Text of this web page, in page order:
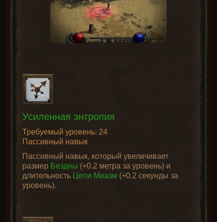
Усиленная энтропия
Требуемый уровень: 24
Пассивный навык
Пассивный навык, который увеличивает
размер Бездны (+0.2 метра за уровень) и
длительность Цепи Миазм (+0.2 секунды за
уровень).